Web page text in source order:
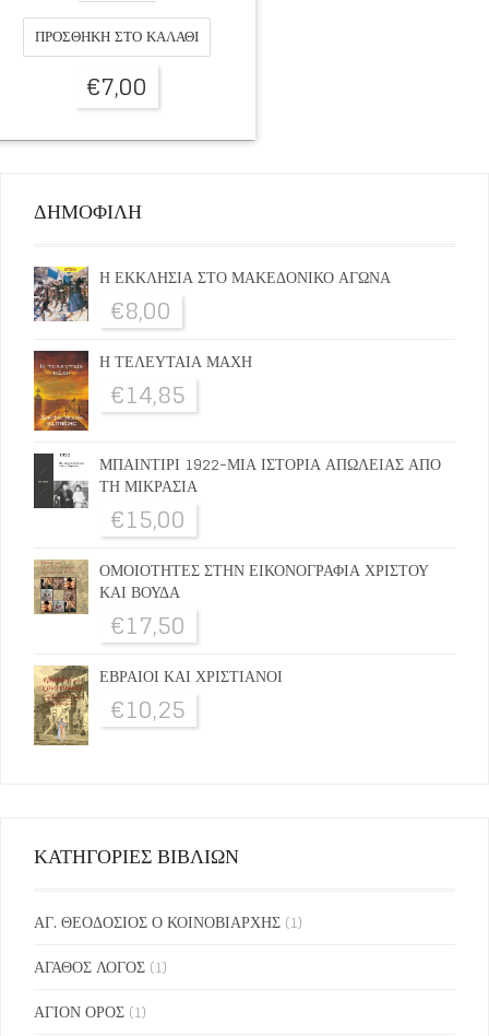
ΠΡΟΣΘΉΚΗ ΣΤΟ ΚΑΛΆΘΙ
€7,00
ΔΗΜΟΦΙΛΗ
Η ΕΚΚΛΗΣΙΑ ΣΤΟ ΜΑΚΕΔΟΝΙΚΟ ΑΓΩΝΑ
€8,00
Η ΤΕΛΕΥΤΑΙΑ ΜΑΧΗ
€14,85
ΜΠΑΙΝΤΙΡΙ 1922-ΜΙΑ ΙΣΤΟΡΙΑ ΑΠΩΛΕΙΑΣ ΑΠΟ
ΤΗ ΜΙΚΡΑΣΙΑ
€15,00
ΟΜΟΙΟΤΗΤΕΣ ΣΤΗΝ ΕΙΚΟΝΟΓΡΑΦΙΑ ΧΡΙΣΤΟΥ
ΚΑΙ ΒΟΥΔΑ
€17,50
ΕΒΡΑΙΟΙ ΚΑΙ ΧΡΙΣΤΙΑΝΟΙ
€10,25
ΚΑΤΗΓΟΡΙΕΣ ΒΙΒΛΙΩΝ
ΑΓ. ΘΕΟΔΟΣΙΟΣ Ο ΚΟΙΝΟΒΙΑΡΧΗΣ (1)
ΑΓΑΘΟΣ ΛΟΓΟΣ (1)
ΑΓΙΟΝ ΟΡΟΣ (1)